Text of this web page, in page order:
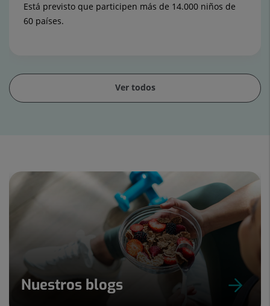
Está previsto que participen más de 14.000 niños de
60 países.
Ver todos
Nuestros blogs